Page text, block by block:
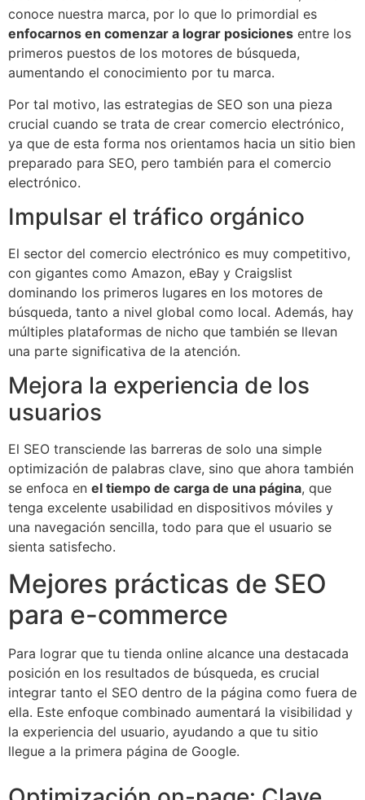
conoce nuestra marca, por lo que lo primordial es
enfocarnos en comenzar a lograr posiciones entre los
primeros puestos de los motores de búsqueda,
aumentando el conocimiento por tu marca.
Por tal motivo, las estrategias de SEO son una pieza
crucial cuando se trata de crear comercio electrónico,
ya que de esta forma nos orientamos hacia un sitio bien
preparado para SEO, pero también para el comercio
electrónico.
Impulsar el tráfico orgánico
El sector del comercio electrónico es muy competitivo,
con gigantes como Amazon, eBay y Craigslist
dominando los primeros lugares en los motores de
búsqueda, tanto a nivel global como local. Además, hay
múltiples plataformas de nicho que también se llevan
una parte significativa de la atención.
Mejora la experiencia de los
usuarios
El SEO transciende las barreras de solo una simple
optimización de palabras clave, sino que ahora también
se enfoca en el tiempo de carga de una página, que
tenga excelente usabilidad en dispositivos móviles y
una navegación sencilla, todo para que el usuario se
sienta satisfecho.
Mejores prácticas de SEO
para e-commerce
Para lograr que tu tienda online alcance una destacada
posición en los resultados de búsqueda, es crucial
integrar tanto el SEO dentro de la página como fuera de
ella. Este enfoque combinado aumentará la visibilidad y
la experiencia del usuario, ayudando a que tu sitio
llegue a la primera página de Google.